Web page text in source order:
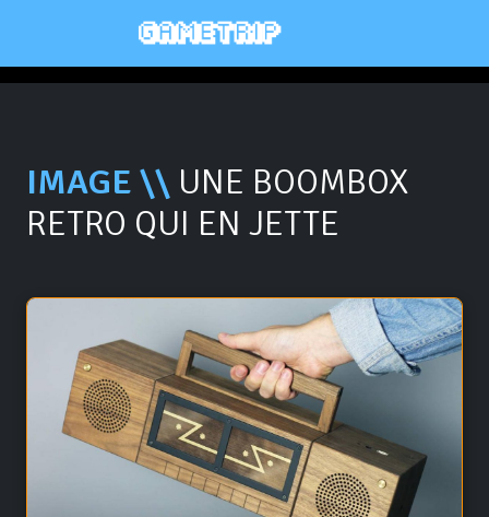
IMAGE \\ UNE BOOMBOX
RETRO QUI EN JETTE